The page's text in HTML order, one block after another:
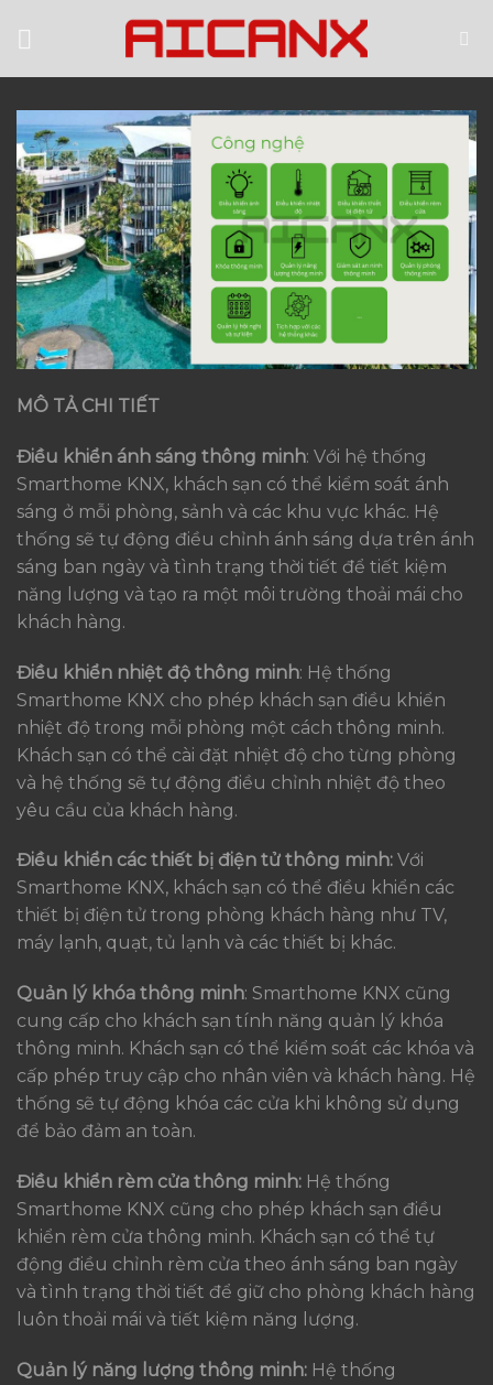
MÔ TẢ CHI TIẾT
Điều khiển ánh sáng thông minh: Với hệ thống
Smarthome KNX, khách sạn có thể kiểm soát ánh
sáng ở mỗi phòng, sảnh và các khu vực khác. Hệ
thống sẽ tự động điều chỉnh ánh sáng dựa trên ánh
sáng ban ngày và tình trạng thời tiết để tiết kiệm
năng lượng và tạo ra một môi trường thoải mái cho
khách hàng.
Điều khiển nhiệt độ thông minh: Hệ thống
Smarthome KNX cho phép khách sạn điều khiển
nhiệt độ trong mỗi phòng một cách thông minh.
Khách sạn có thể cài đặt nhiệt độ cho từng phòng
và hệ thống sẽ tự động điều chỉnh nhiệt độ theo
yêu cầu của khách hàng.
Điều khiển các thiết bị điện tử thông minh: Với
Smarthome KNX, khách sạn có thể điều khiển các
thiết bị điện tử trong phòng khách hàng như TV,
máy lạnh, quạt, tủ lạnh và các thiết bị khác.
Quản lý khóa thông minh: Smarthome KNX cũng
cung cấp cho khách sạn tính năng quản lý khóa
thông minh. Khách sạn có thể kiểm soát các khóa và
cấp phép truy cập cho nhân viên và khách hàng. Hệ
thống sẽ tự động khóa các cửa khi không sử dụng
để bảo đảm an toàn.
Điều khiển rèm cửa thông minh: Hệ thống
Smarthome KNX cũng cho phép khách sạn điều
khiển rèm cửa thông minh. Khách sạn có thể tự
động điều chỉnh rèm cửa theo ánh sáng ban ngày
và tình trạng thời tiết để giữ cho phòng khách hàng
luôn thoải mái và tiết kiệm năng lượng.
Quản lý năng lượng thông minh: Hệ thống